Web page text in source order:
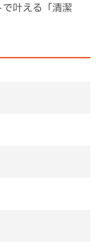
叶える「清潔